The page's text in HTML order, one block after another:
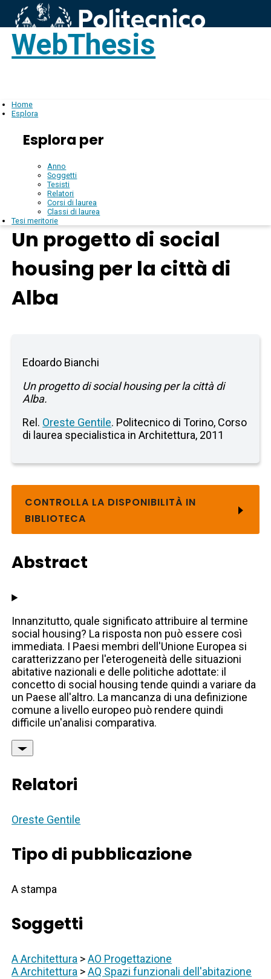
WebThesis
Home
Esplora
Esplora per
Anno
Soggetti
Tesisti
Relatori
Corsi di laurea
Classi di laurea
Tesi meritorie
Un progetto di social
housing per la città di
Alba
Edoardo Bianchi
Un progetto di social housing per la città di
Alba.
Rel. Oreste Gentile. Politecnico di Torino, Corso
di laurea specialistica in Architettura, 2011
CONTROLLA LA DISPONIBILITÀ IN
BIBLIOTECA
Abstract
Innanzitutto, quale significato attribuire al termine
social housing? La risposta non può essere così
immediata. I Paesi membri dell'Unione Europea si
caratterizzano per l'eterogeneità delle situazioni
abitative nazionali e delle politiche adottate: il
concetto di social housing tende quindi a variare da
un Paese all'altro. La mancanza di una definizione
comune a livello europeo può rendere quindi
difficile un'analisi comparativa.
Relatori
Oreste Gentile
Tipo di pubblicazione
A stampa
Soggetti
A Architettura >AO Progettazione
A Architettura >AQ Spazi funzionali dell'abitazione